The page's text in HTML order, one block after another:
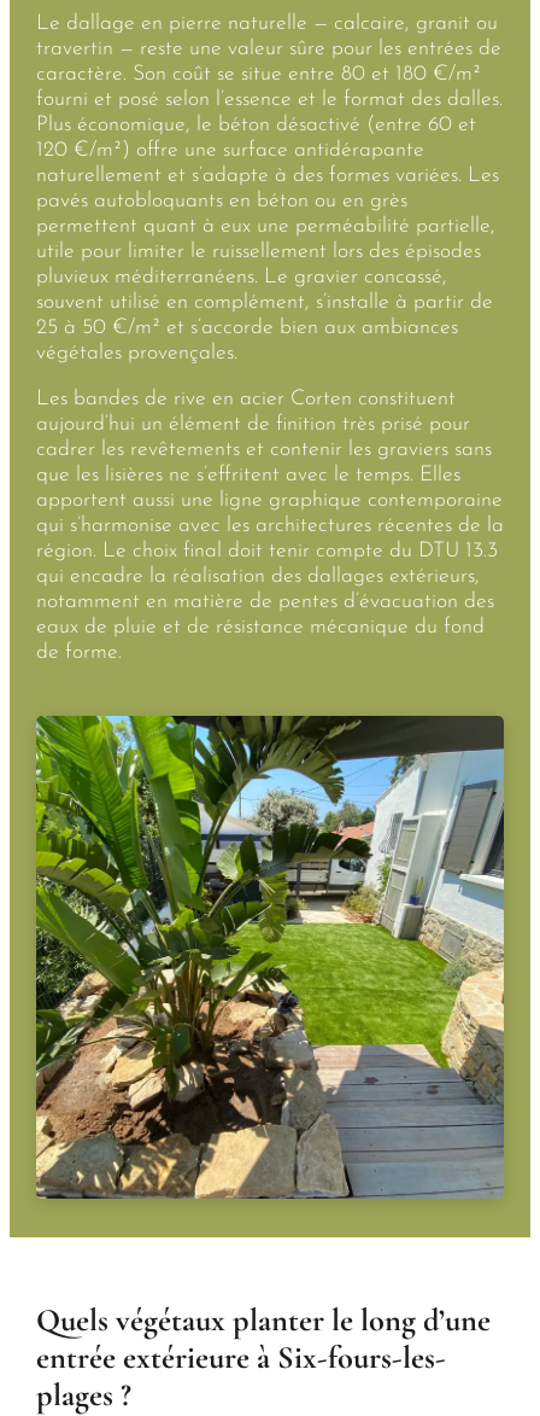
Le dallage en pierre naturelle — calcaire, granit ou
travertin — reste une valeur sûre pour les entrées de
caractère. Son coût se situe entre 80 et 180 €/m²
fourni et posé selon l’essence et le format des dalles.
Plus économique, le béton désactivé (entre 60 et
120 €/m²) offre une surface antidérapante
naturellement et s’adapte à des formes variées. Les
pavés autobloquants en béton ou en grès
permettent quant à eux une perméabilité partielle,
utile pour limiter le ruissellement lors des épisodes
pluvieux méditerranéens. Le gravier concassé,
souvent utilisé en complément, s’installe à partir de
25 à 50 €/m² et s’accorde bien aux ambiances
végétales provençales.
Les bandes de rive en acier Corten constituent
aujourd’hui un élément de finition très prisé pour
cadrer les revêtements et contenir les graviers sans
que les lisières ne s’effritent avec le temps. Elles
apportent aussi une ligne graphique contemporaine
qui s’harmonise avec les architectures récentes de la
région. Le choix final doit tenir compte du DTU 13.3
qui encadre la réalisation des dallages extérieurs,
notamment en matière de pentes d’évacuation des
eaux de pluie et de résistance mécanique du fond
de forme.
Quels végétaux planter le long d’une
entrée extérieure à Six-fours-les-
plages ?